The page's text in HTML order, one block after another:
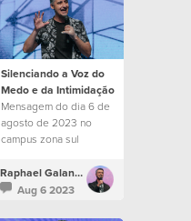
Silenciando a Voz do
Medo e da Intimidação
Mensagem do dia 6 de
agosto de 2023 no
campus zona sul
Raphael Galante
Aug 6 2023